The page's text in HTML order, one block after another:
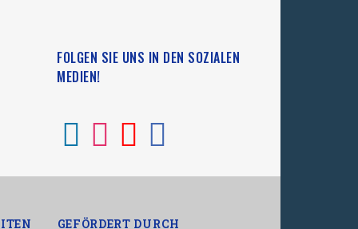
FOLGEN SIE UNS IN DEN SOZIALEN
MEDIEN!
GEFÖRDERT DURCH